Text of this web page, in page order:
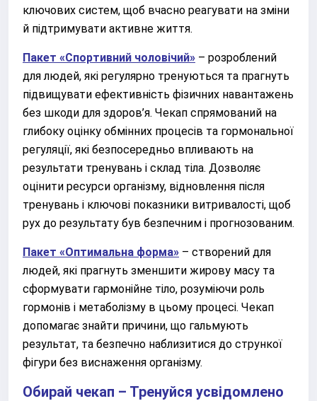
ключових систем, щоб вчасно реагувати на зміни
й підтримувати активне життя.
Пакет «Спортивний чоловічий» – розроблений
для людей, які регулярно тренуються та прагнуть
підвищувати ефективність фізичних навантажень
без шкоди для здоров’я. Чекап спрямований на
глибоку оцінку обмінних процесів та гормональної
регуляції, які безпосередньо впливають на
результати тренувань і склад тіла. Дозволяє
оцінити ресурси організму, відновлення після
тренувань і ключові показники витривалості, щоб
рух до результату був безпечним і прогнозованим.
Пакет «Оптимальна форма» – створений для
людей, які прагнуть зменшити жирову масу та
сформувати гармонійне тіло, розуміючи роль
гормонів і метаболізму в цьому процесі. Чекап
допомагає знайти причини, що гальмують
результат, та безпечно наблизитися до стрункої
фігури без виснаження організму.
Обирай чекап – Тренуйся усвідомлено